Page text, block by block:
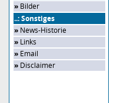
» Bilder
..: Sonstiges
» News-Historie
» Links
» Email
» Disclaimer